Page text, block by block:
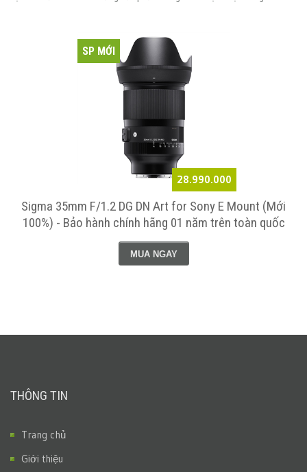
28.990.000
SP MỚI
Sigma 35mm F/1.2 DG DN Art for Sony E Mount (Mới
100%) - Bảo hành chính hãng 01 năm trên toàn quốc
MUA NGAY
THÔNG TIN
Trang chủ
Giới thiệu